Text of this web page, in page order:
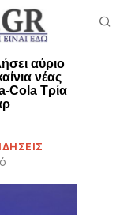
αύριο
νέας
Cola Τρία